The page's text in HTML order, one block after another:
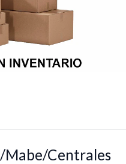
Mabe/Centrales